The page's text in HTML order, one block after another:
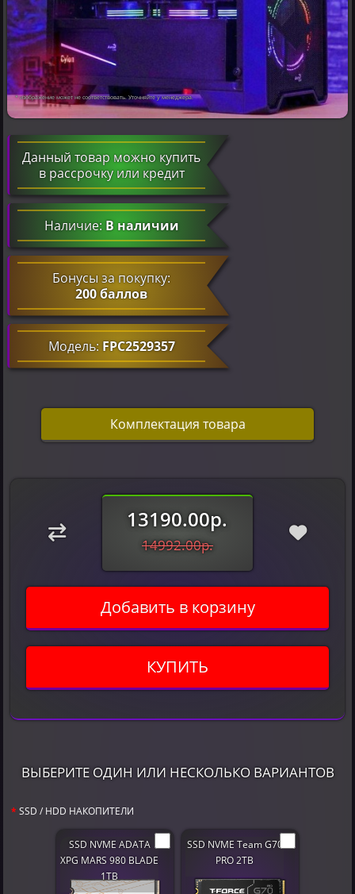
* изображение может не соответствовать. Уточняйте у менеджера.
Данный товар можно купить
в рассрочку или кредит
Наличие:В наличии
Бонусы за покупку:
200 баллов
Модель:FPC2529357
Комплектация товара
13190.00р.
14992.00р.
Добавить в корзину
КУПИТЬ
ВЫБЕРИТЕ ОДИН ИЛИ НЕСКОЛЬКО ВАРИАНТОВ
SSD / HDD НАКОПИТЕЛИ
SSD NVME ADATA
XPG MARS 980 BLADE
1TB
SSD NVME Team G70
PRO 2TB